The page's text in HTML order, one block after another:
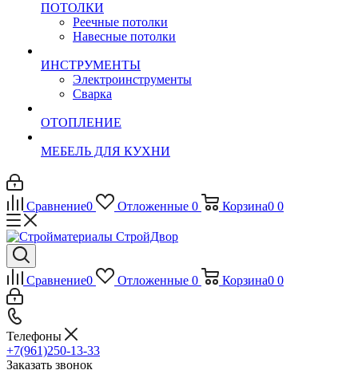
ПОТОЛКИ
Реечные потолки
Навесные потолки
ИНСТРУМЕНТЫ
Электроинструменты
Сварка
ОТОПЛЕНИЕ
МЕБЕЛЬ ДЛЯ КУХНИ
Сравнение0 Отложенные 0 Корзина0 0
Сравнение0 Отложенные 0 Корзина0 0
Телефоны
+7(961)250-13-33
Заказать звонок